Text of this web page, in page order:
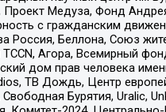
Медуза, Фонд
с гражданским
Россия, Беллона, Союз
TCCN, Агора, Всемирный
дом прав человека
ТВ Дождь, Центр
Бурятия, Uralic,